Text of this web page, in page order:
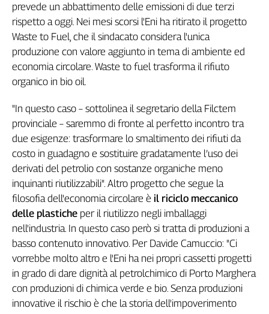
1955-
2014
Cerca
La
redazione
Newsletter
Social
prevede un abbattimento delle emissioni di due terzi
rispetto a oggi. Nei mesi scorsi l'Eni ha ritirato il progetto
Waste to Fuel, che il sindacato considera l'unica
produzione con valore aggiunto in tema di ambiente ed
economia circolare. Waste to fuel trasforma il rifiuto
organico in bio oil.
"In questo caso – sottolinea il segretario della Filctem
provinciale – saremmo di fronte al perfetto incontro tra
due esigenze: trasformare lo smaltimento dei rifiuti da
costo in guadagno e sostituire gradatamente l’uso dei
derivati del petrolio con sostanze organiche meno
inquinanti riutilizzabili". Altro progetto che segue la
filosofia dell'economia circolare è il riciclo meccanico
delle plastiche per il riutilizzo negli imballaggi
nell'industria. In questo caso però si tratta di produzioni a
basso contenuto innovativo. Per Davide Camuccio: "Ci
vorrebbe molto altro e l'Eni ha nei propri cassetti progetti
in grado di dare dignità al petrolchimico di Porto Marghera
con produzioni di chimica verde e bio. Senza produzioni
innovative il rischio è che la storia dell'impoverimento